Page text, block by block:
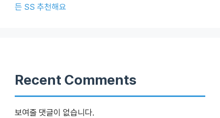
든 SS 추천해요
Recent Comments
보여줄 댓글이 없습니다.